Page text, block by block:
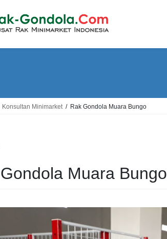
Konsultan Minimarket Rak Gondola Muara Bungo
Muara Bungo